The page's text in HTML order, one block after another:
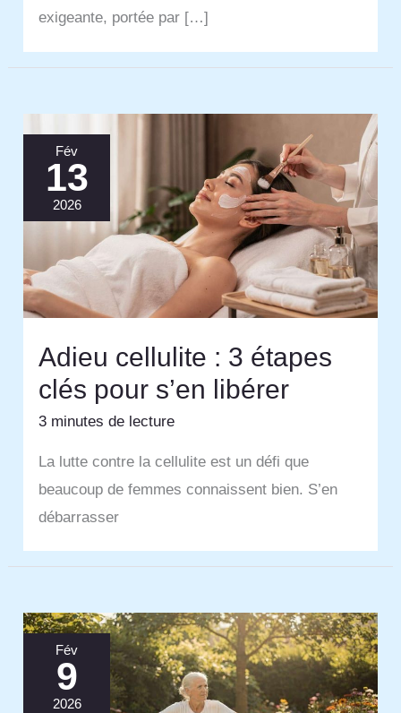
exigeante, portée par […]
Fév
13
2026
Adieu cellulite : 3 étapes
clés pour s’en libérer
3 minutes de lecture
La lutte contre la cellulite est un défi que
beaucoup de femmes connaissent bien. S’en
débarrasser
Fév
9
2026